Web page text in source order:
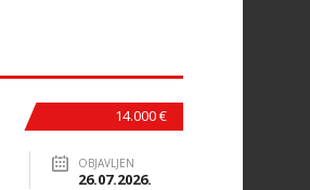
14.000 €
OBJAVLJEN
26.07.2026.